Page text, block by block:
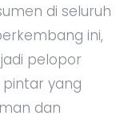
di seluruh
ini,
pelopor
yang
dan